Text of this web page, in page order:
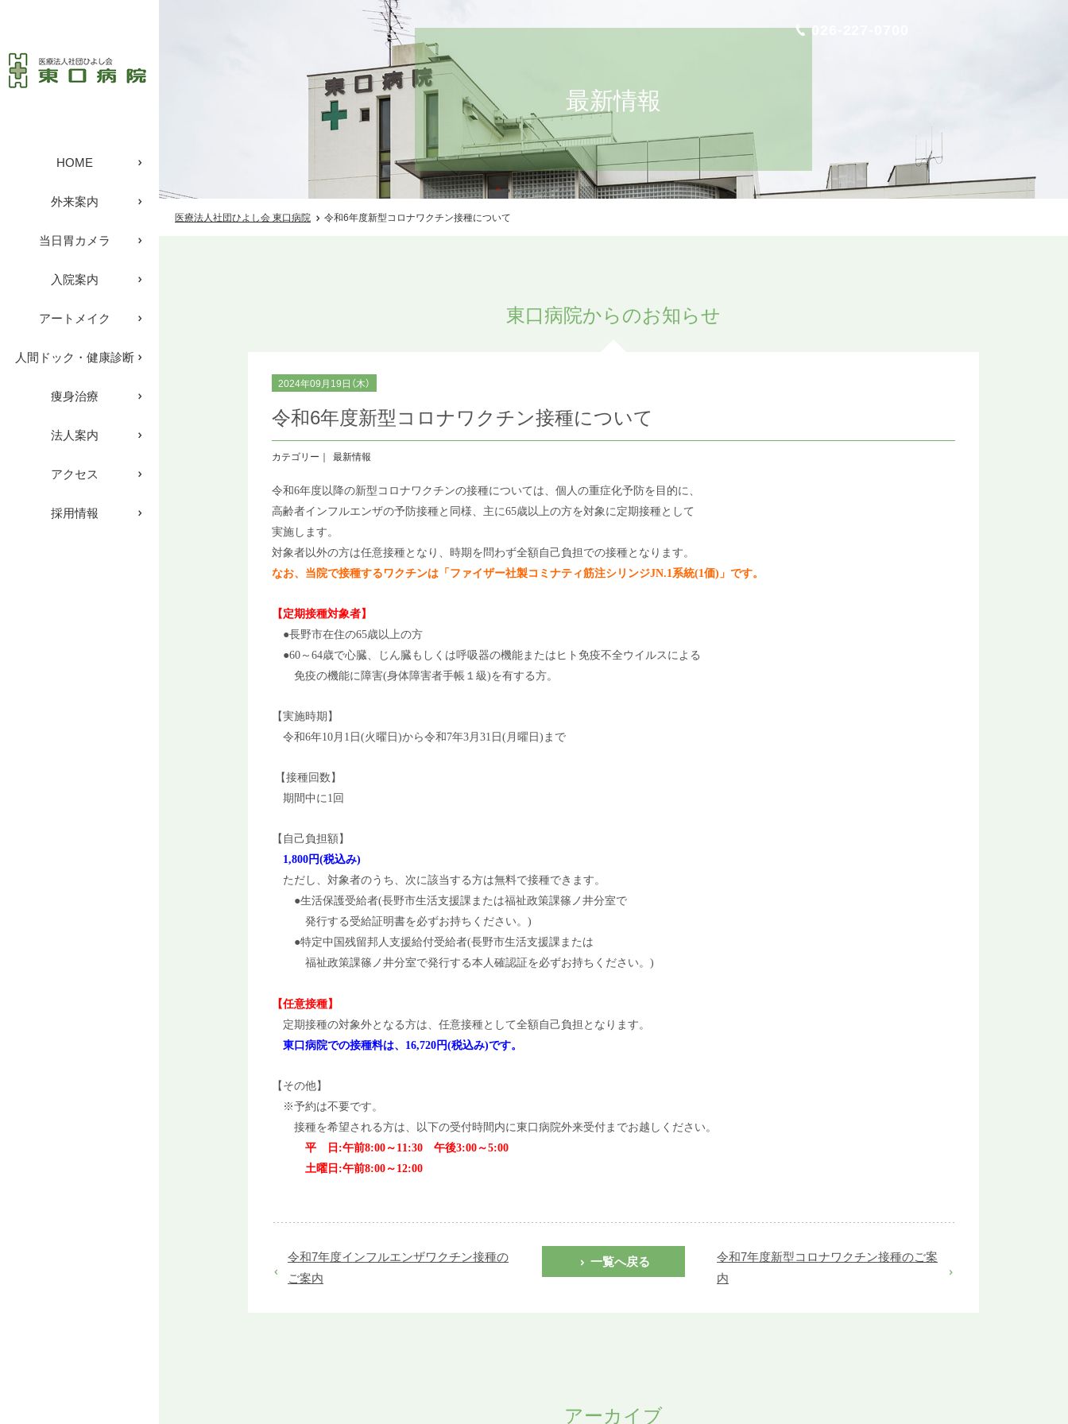
HOME
外来案内
当日胃カメラ
入院案内
アートメイク
人間ドック・健康診断
痩身治療
法人案内
アクセス
採用情報
最新情報
医療法人社団ひよし会 東口病院 令和6年度新型コロナワクチン接種について
東口病院からのお知らせ
2024年09月19日（木）
令和6年度新型コロナワクチン接種について
最新情報
令和6年度以降の新型コロナワクチンの接種については、個人の重症化予防を目的に、
高齢者インフルエンザの予防接種と同様、主に65歳以上の方を対象に定期接種として
実施します。
対象者以外の方は任意接種となり、時期を問わず全額自己負担での接種となります。
なお、当院で接種するワクチンは「ファイザー社製コミナティ筋注シリンジJN.1系統(1価)」 です。
【定期接種対象者】
●長野市在住の65歳以上の方
●60～64歳で心臓、じん臓もしくは呼吸器の機能またはヒト免疫不全ウイルスによる
免疫の機能に障害(身体障害者手帳１級)を有する方。
【実施時期】
令和6年10月1日(火曜日)から令和7年3月31日(月曜日)まで
【接種回数】
期間中に1回
【自己負担額】
1,800円(税込み)
ただし、対象者のうち、次に該当する方は無料で接種できます。
●生活保護受給者(長野市生活支援課または福祉政策課篠ノ井分室で
発行する受給証明書を必ずお持ちください。)
●特定中国残留邦人支援給付受給者(長野市生活支援課または
福祉政策課篠ノ井分室で発行する本人確認証を必ずお持ちください。)
【任意接種】
定期接種の対象外となる方は、任意接種として全額自己負担となります。
東口病院での接種料は、16,720円(税込み)です。
【その他】
※予約は不要です。
接種を希望される方は、以下の受付時間内に東口病院外来受付までお越しください。
平 日:午前8:00～11:30 午後3:00～5:00
土曜日:午前8:00～12:00
令和7年度インフルエンザワクチン接種の
ご案内
一覧へ戻る
令和7年度新型コロナワクチン接種のご案
内
アーカイブ
026-227-0700